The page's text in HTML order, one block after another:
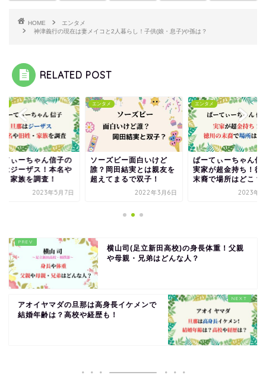
HOME
エンタメ
神津義行の現在は妻メイコと2人暮らし！子供(娘・息子)や孫は？
RELATED POST
ズビー面白いけど
岡田結実とは親友を
てまるで双子！
2022年3月6日
エンタメ
ぱーてぃーちゃん信子の
実家が超金持ち！徳川の
末裔で場所はどこ？
2023年5月5日
エンタメ
ぱーてぃーちゃん信
旦那はジーザス！本
旧姓・家族を調査！
2023年5
横山司(足立新田高校)の身長体重！父親
や母親・兄弟はどんな人？
アオイヤマダの旦那は高身長イケメンで
結婚年齢は？高校や経歴も！